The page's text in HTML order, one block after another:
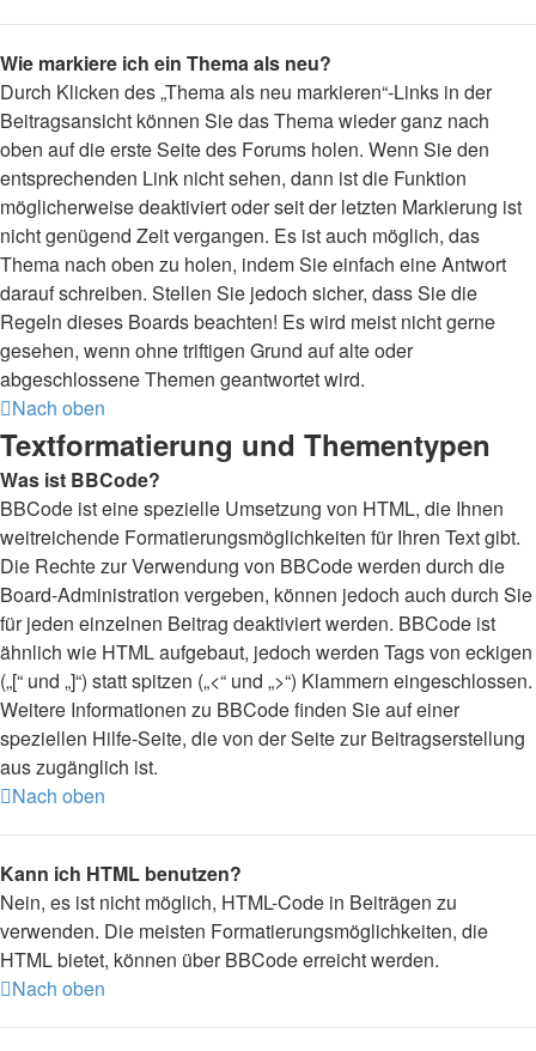
Wie markiere ich ein Thema als neu?
Durch Klicken des „Thema als neu markieren“-Links in der
Beitragsansicht können Sie das Thema wieder ganz nach
oben auf die erste Seite des Forums holen. Wenn Sie den
entsprechenden Link nicht sehen, dann ist die Funktion
möglicherweise deaktiviert oder seit der letzten Markierung ist
nicht genügend Zeit vergangen. Es ist auch möglich, das
Thema nach oben zu holen, indem Sie einfach eine Antwort
darauf schreiben. Stellen Sie jedoch sicher, dass Sie die
Regeln dieses Boards beachten! Es wird meist nicht gerne
gesehen, wenn ohne triftigen Grund auf alte oder
abgeschlossene Themen geantwortet wird.
Nach oben
Textformatierung und Thementypen
Was ist BBCode?
BBCode ist eine spezielle Umsetzung von HTML, die Ihnen
weitreichende Formatierungsmöglichkeiten für Ihren Text gibt.
Die Rechte zur Verwendung von BBCode werden durch die
Board-Administration vergeben, können jedoch auch durch Sie
für jeden einzelnen Beitrag deaktiviert werden. BBCode ist
ähnlich wie HTML aufgebaut, jedoch werden Tags von eckigen
(„[“ und „]“) statt spitzen („<“ und „>“) Klammern eingeschlossen.
Weitere Informationen zu BBCode finden Sie auf einer
speziellen Hilfe-Seite, die von der Seite zur Beitragserstellung
aus zugänglich ist.
Nach oben
Kann ich HTML benutzen?
Nein, es ist nicht möglich, HTML-Code in Beiträgen zu
verwenden. Die meisten Formatierungsmöglichkeiten, die
HTML bietet, können über BBCode erreicht werden.
Nach oben